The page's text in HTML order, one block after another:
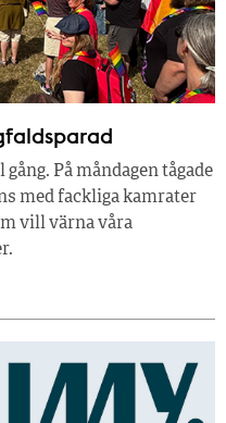
På måndagen tågade
med fackliga kamrater
vill värna våra